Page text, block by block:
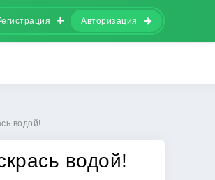
Авторизация
водой!
водой!